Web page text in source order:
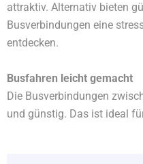
attraktiv. Alternativ bieten
Busverbindungen eine
entdecken.
Busfahren leicht gemacht
Die Busverbindungen
und günstig. Das ist ideal